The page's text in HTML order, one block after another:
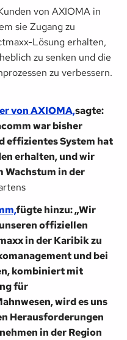
von AXIOMA in
sie Zugang zu
Lösung erhalten,
zu senken und die
zu verbessern.
von AXIOMA,sagte:
war bisher
effizientes System hat
erhalten, und wir
Wachstum in der
fügte hinzu: „Wir
offiziellen
in der Karibik zu
und bei
kombiniert mit
für
wird es uns
Herausforderungen
in der Region